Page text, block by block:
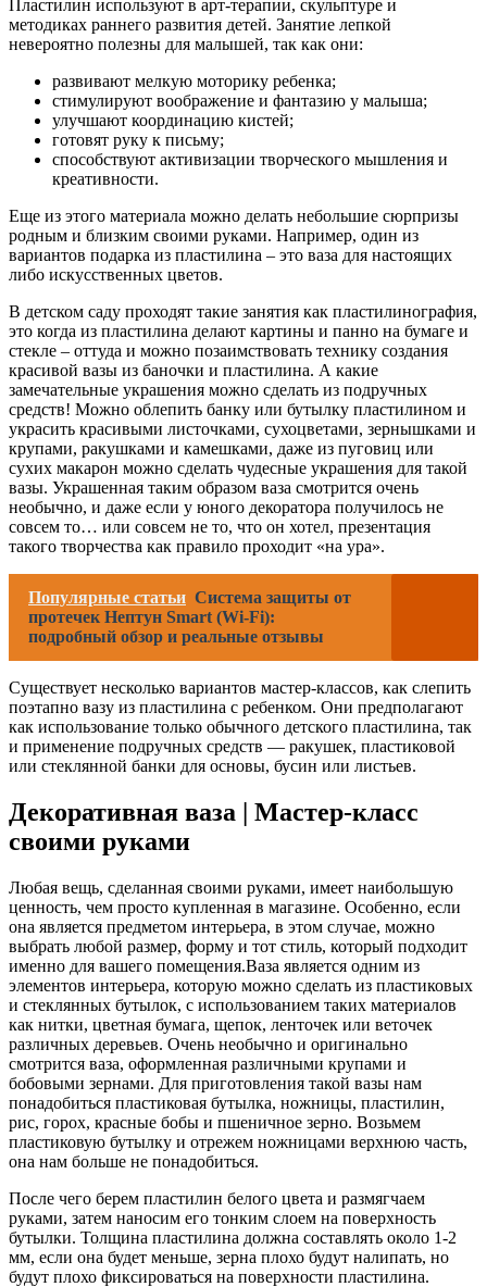
Пластилин используют в арт-терапии, скульптуре и
методиках раннего развития детей. Занятие лепкой
невероятно полезны для малышей, так как они:
развивают мелкую моторику ребенка;
стимулируют воображение и фантазию у малыша;
улучшают координацию кистей;
готовят руку к письму;
способствуют активизации творческого мышления и
креативности.
Еще из этого материала можно делать небольшие сюрпризы
родным и близким своими руками. Например, один из
вариантов подарка из пластилина – это ваза для настоящих
либо искусственных цветов.
В детском саду проходят такие занятия как пластилинография,
это когда из пластилина делают картины и панно на бумаге и
стекле – оттуда и можно позаимствовать технику создания
красивой вазы из баночки и пластилина. А какие
замечательные украшения можно сделать из подручных
средств! Можно облепить банку или бутылку пластилином и
украсить красивыми листочками, сухоцветами, зернышками и
крупами, ракушками и камешками, даже из пуговиц или
сухих макарон можно сделать чудесные украшения для такой
вазы. Украшенная таким образом ваза смотрится очень
необычно, и даже если у юного декоратора получилось не
совсем то… или совсем не то, что он хотел, презентация
такого творчества как правило проходит «на ура».
Популярные статьи Система защиты от
протечек Нептун Smart (Wi-Fi):
подробный обзор и реальные отзывы
Существует несколько вариантов мастер-классов, как слепить
поэтапно вазу из пластилина с ребенком. Они предполагают
как использование только обычного детского пластилина, так
и применение подручных средств — ракушек, пластиковой
или стеклянной банки для основы, бусин или листьев.
Декоративная ваза | Мастер-класс
своими руками
Любая вещь, сделанная своими руками, имеет наибольшую
ценность, чем просто купленная в магазине. Особенно, если
она является предметом интерьера, в этом случае, можно
выбрать любой размер, форму и тот стиль, который подходит
именно для вашего помещения.Ваза является одним из
элементов интерьера, которую можно сделать из пластиковых
и стеклянных бутылок, с использованием таких материалов
как нитки, цветная бумага, щепок, ленточек или веточек
различных деревьев. Очень необычно и оригинально
смотрится ваза, оформленная различными крупами и
бобовыми зернами. Для приготовления такой вазы нам
понадобиться пластиковая бутылка, ножницы, пластилин,
рис, горох, красные бобы и пшеничное зерно. Возьмем
пластиковую бутылку и отрежем ножницами верхнюю часть,
она нам больше не понадобиться.
После чего берем пластилин белого цвета и размягчаем
руками, затем наносим его тонким слоем на поверхность
бутылки. Толщина пластилина должна составлять около 1-2
мм, если она будет меньше, зерна плохо будут налипать, но
будут плохо фиксироваться на поверхности пластилина.